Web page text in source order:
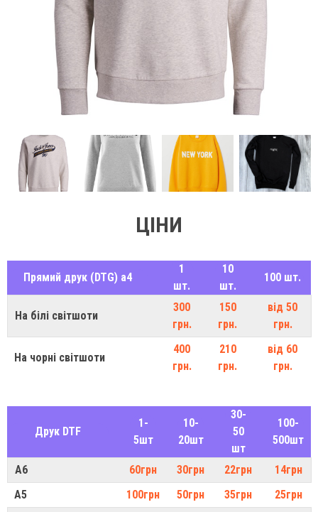
ЦІНИ
Прямий друк (DTG) а4
1
шт.
10
шт.
100 шт.
На білі світшоти
300
грн.
150
грн.
від 50
грн.
На чорні світшоти
400
грн.
210
грн.
від 60
грн.
Друк DTF
1-
5шт
10-
20шт
30-
50
шт
100-
500шт
А6 60грн 30грн 22грн
14грн
А5
100грн 50грн 35грн
25грн